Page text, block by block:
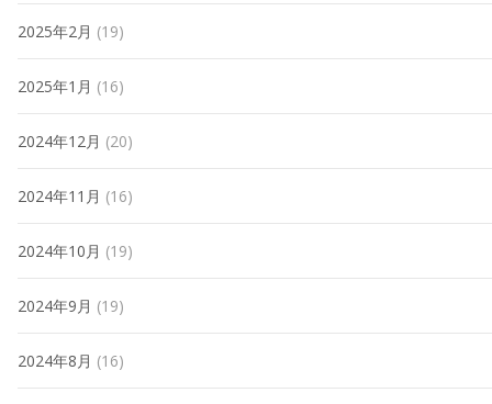
2025年2月 (19)
2025年1月 (16)
2024年12月 (20)
2024年11月 (16)
2024年10月 (19)
2024年9月 (19)
2024年8月 (16)